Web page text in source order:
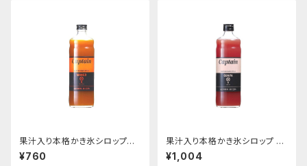
果汁入り本格かき氷シロップ
マンゴー 600ｍｌ
¥760
果汁入り本格かき氷シロップ グ
ァバ 600ｍｌビン
¥1,004